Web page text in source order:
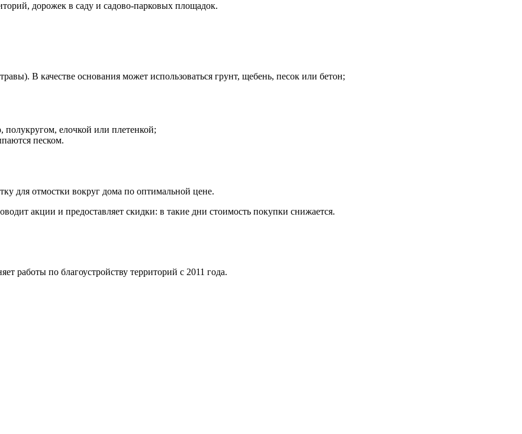
дорожек в саду и садово-парковых площадок.
В качестве основания может использоваться грунт, щебень, песок или бетон;
елочкой или плетенкой;
песком.
для отмостки вокруг дома по оптимальной цене.
акции и предоставляет скидки: в такие дни стоимость покупки снижается.
работы по благоустройству территорий с 2011 года.